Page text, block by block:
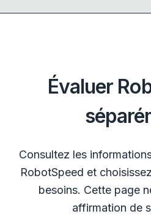
Évaluer
Consultez les
RobotSpeed et
besoins. Cette page
affirmation de